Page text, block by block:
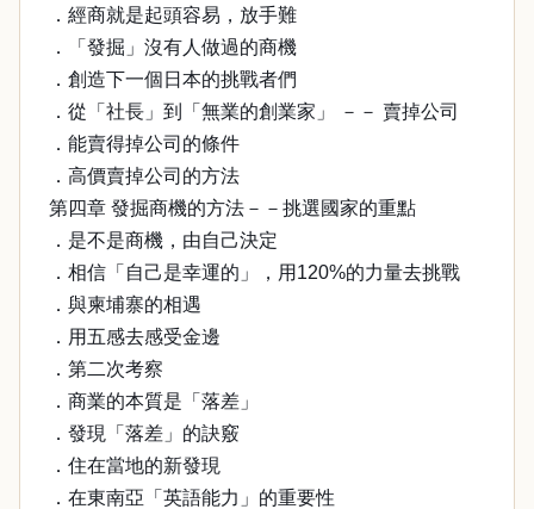
．經商就是起頭容易，放手難
．「發掘」沒有人做過的商機
．創造下一個日本的挑戰者們
．從「社長」到「無業的創業家」 －－ 賣掉公司
．能賣得掉公司的條件
．高價賣掉公司的方法
第四章 發掘商機的方法－－挑選國家的重點
．是不是商機，由自己決定
．相信「自己是幸運的」，用120%的力量去挑戰
．與柬埔寨的相遇
．用五感去感受金邊
．第二次考察
．商業的本質是「落差」
．發現「落差」的訣竅
．住在當地的新發現
．在東南亞「英語能力」的重要性